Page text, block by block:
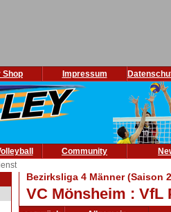
Shop Impressum
Community
Bezirksliga 4 Männer (Saison
VC Mönsheim : VfL